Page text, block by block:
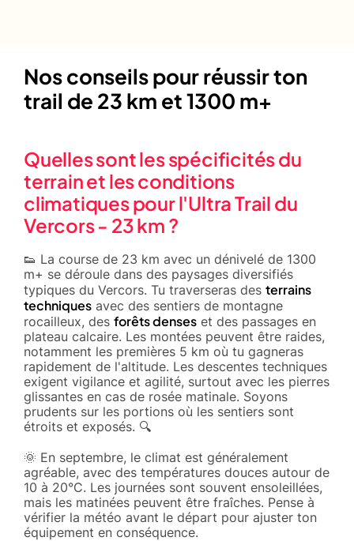
Nos conseils pour réussir ton
trail de 23 km et 1300 m+
Quelles sont les spécificités du
terrain et les conditions
climatiques pour l'Ultra Trail du
Vercors - 23 km ?
👟 La course de 23 km avec un dénivelé de 1300
m+ se déroule dans des paysages diversifiés
typiques du Vercors. Tu traverseras des terrains
techniques avec des sentiers de montagne
rocailleux, des forêts denses et des passages en
plateau calcaire. Les montées peuvent être raides,
notamment les premières 5 km où tu gagneras
rapidement de l'altitude. Les descentes techniques
exigent vigilance et agilité, surtout avec les pierres
glissantes en cas de rosée matinale. Soyons
prudents sur les portions où les sentiers sont
étroits et exposés. 🔍
🌞 En septembre, le climat est généralement
agréable, avec des températures douces autour de
10 à 20°C. Les journées sont souvent ensoleillées,
mais les matinées peuvent être fraîches. Pense à
vérifier la météo avant le départ pour ajuster ton
équipement en conséquence.